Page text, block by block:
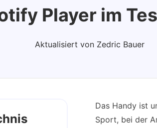
Player im
Aktualisiert von Zedric Bauer
Das Handy ist
Sport, bei der